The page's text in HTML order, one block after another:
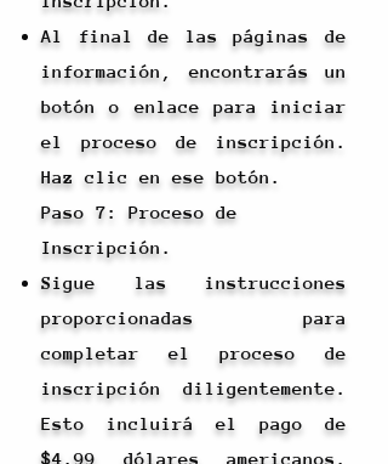
Al final de las páginas de
información, encontrarás un
botón o enlace para iniciar
el proceso de inscripción.
Haz clic en ese botón.
Paso 7: Proceso de
Inscripción.
Sigue las instrucciones
proporcionadas para
completar el proceso de
inscripción diligentemente.
Esto incluirá el pago de
$4.99 dólares americanos.